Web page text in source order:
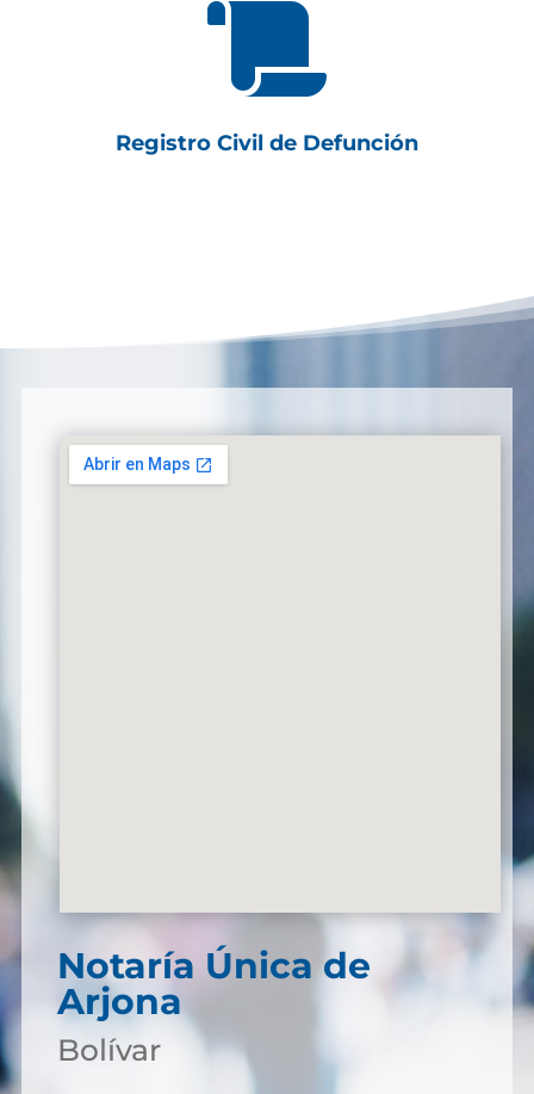

Registro Civil de Defunción
Notaría Única de
Arjona
Bolívar